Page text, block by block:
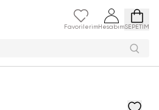
Favorilerim HesabımSEPETİM